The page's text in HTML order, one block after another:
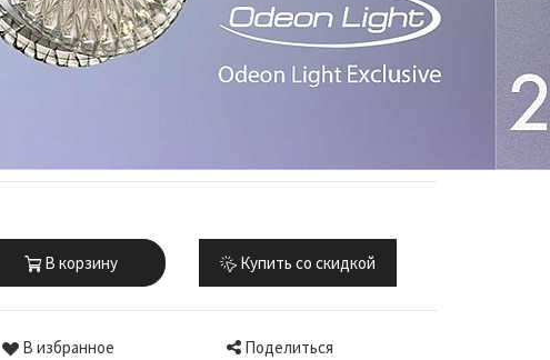
В корзину Купить со скидкой
В избранное Поделиться